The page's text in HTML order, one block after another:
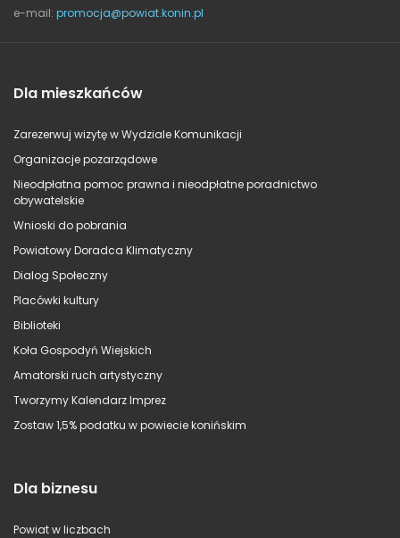
e-mail: promocja@powiat.konin.pl
Dla mieszkańców
Zarezerwuj wizytę w Wydziale Komunikacji
Organizacje pozarządowe
Nieodpłatna pomoc prawna i nieodpłatne poradnictwo
obywatelskie
Wnioski do pobrania
Powiatowy Doradca Klimatyczny
Dialog Społeczny
Placówki kultury
Biblioteki
Koła Gospodyń Wiejskich
Amatorski ruch artystyczny
Tworzymy Kalendarz Imprez
Zostaw 1,5% podatku w powiecie konińskim
Dla biznesu
Powiat w liczbach